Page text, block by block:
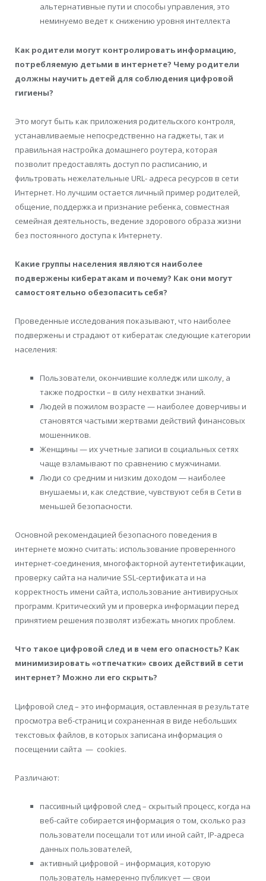
альтернативные пути и способы управления, это
неминуемо ведет к снижению уровня интеллекта
Как родители могут контролировать информацию,
потребляемую детьми в интернете? Чему родители
должны научить детей для соблюдения цифровой
гигиены?
Это могут быть как приложения родительского контроля,
устанавливаемые непосредственно на гаджеты, так и
правильная настройка домашнего роутера, которая
позволит предоставлять доступ по расписанию, и
фильтровать нежелательные URL- адреса ресурсов в сети
Интернет. Но лучшим остается личный пример родителей,
общение, поддержка и признание ребенка, совместная
семейная деятельность, ведение здорового образа жизни
без постоянного доступа к Интернету.
Какие группы населения являются наиболее
подвержены кибератакам и почему? Как они могут
самостоятельно обезопасить себя?
Проведенные исследования показывают, что наиболее
подвержены и страдают от кибератак следующие категории
населения:
Пользователи, окончившие колледж или школу, а
также подростки – в силу нехватки знаний.
Людей в пожилом возрасте — наиболее доверчивы и
становятся частыми жертвами действий финансовых
мошенников.
Женщины — их учетные записи в социальных сетях
чаще взламывают по сравнению с мужчинами.
Люди со средним и низким доходом — наиболее
внушаемы и, как следствие, чувствуют себя в Сети в
меньшей безопасности.
Основной рекомендацией безопасного поведения в
интернете можно считать: использование проверенного
интернет-соединения, многофакторной аутентетификации,
проверку сайта на наличие SSL-сертификата и на
корректность имени сайта, использование антивирусных
программ. Критический ум и проверка информации перед
принятием решения позволят избежать многих проблем.
Что такое цифровой след и в чем его опасность? Как
минимизировать «отпечатки» своих действий в сети
интернет? Можно ли его скрыть?
Цифровой след – это информация, оставленная в результате
просмотра веб-страниц и сохраненная в виде небольших
текстовых файлов, в которых записана информация о
посещении сайта — cookies.
Различают:
пассивный цифровой след – скрытый процесс, когда на
веб-сайте собирается информация о том, сколько раз
пользователи посещали тот или иной сайт, IP-адреса
данных пользователей,
активный цифровой – информация, которую
пользователь намеренно публикует — свои